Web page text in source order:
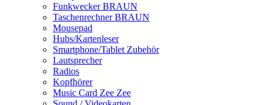
Funkwecker BRAUN
Taschenrechner BRAUN
Mousepad
Hubs/Kartenleser
Smartphone/Tablet Zubehör
Lautsprecher
Radios
Kopfhörer
Music Card Zee Zee